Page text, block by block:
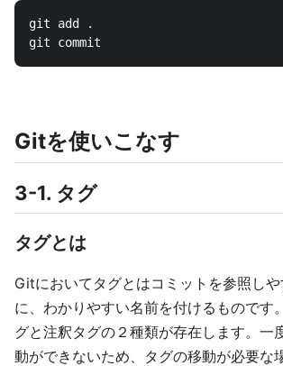
git add
.
Gitを使いこなす
3-1. タグ
タグとは
Gitにおいてタグとはコミットを参照し
に、わかりやすい名前を付けるものです
グと注釈タグの２種類が存在します。一
動ができないため、タグの移動が必要な